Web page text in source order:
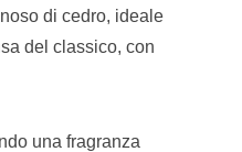
di cedro, ideale
del classico, con
una fragranza